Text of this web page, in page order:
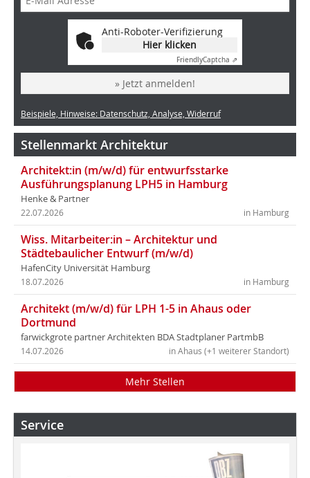
Anti-Roboter-Verifizierung
Hier klicken
FriendlyCaptcha ⇗
» Jetzt anmelden!
Beispiele, Hinweise: Datenschutz, Analyse, Widerruf
Stellenmarkt Architektur
Architekt:in (m/w/d) für entwurfsstarke
Ausführungsplanung LPH5 in Hamburg
Henke & Partner
in Hamburg
22.07.2026
Wiss. Mitarbeiter:in – Architektur und
Städtebaulicher Entwurf (m/w/d)
HafenCity Universität Hamburg
in Hamburg
18.07.2026
Architekt (m/w/d) für LPH 1-5 in Ahaus oder
Dortmund
farwickgrote partner Architekten BDA Stadtplaner PartmbB
in Ahaus (+1 weiterer Standort)
14.07.2026
Mehr Stellen
Service